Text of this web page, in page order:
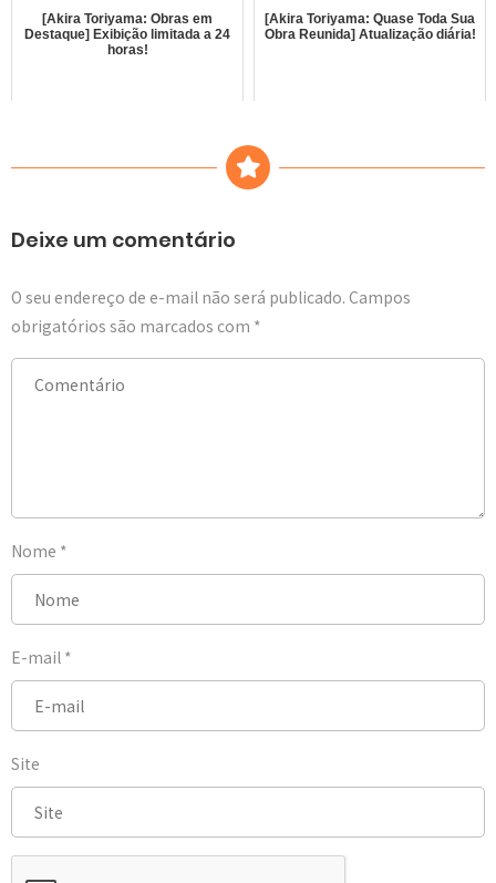
[Akira Toriyama: Obras em
Destaque] Exibição limitada a 24
horas!
[Akira Toriyama: Quase Toda Sua
Obra Reunida] Atualização diária!
Deixe um comentário
O seu endereço de e-mail não será publicado. Campos
obrigatórios são marcados com *
Nome *
E-mail *
Site